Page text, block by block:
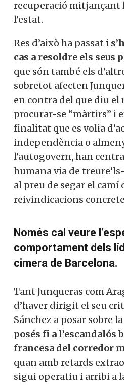
recuperació mitjançant
l’estat.
Res d’això ha passat i
cas a resoldre els seus
que són també els
sobretot afecten
en contra del que diu el
procurar-se “màrtirs” i
finalitat que es volia
independència o
l’autogovern, han
humana via de
al preu de segar el camí
reivindicacions
Només cal veure
comportament dels
cimera de Barcelona.
Tant Junqueras com
d’haver dirigit el seu
Sánchez a posar sobre
posés fi a l’escandalós
francesa del corredor
quan amb retards
sigui operatiu i arribi a